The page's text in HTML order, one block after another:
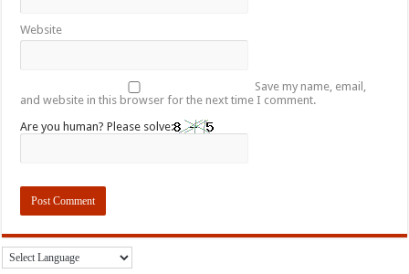
Website
Save my name, email,
and website in this browser for the next time I comment.
Are you human? Please solve: